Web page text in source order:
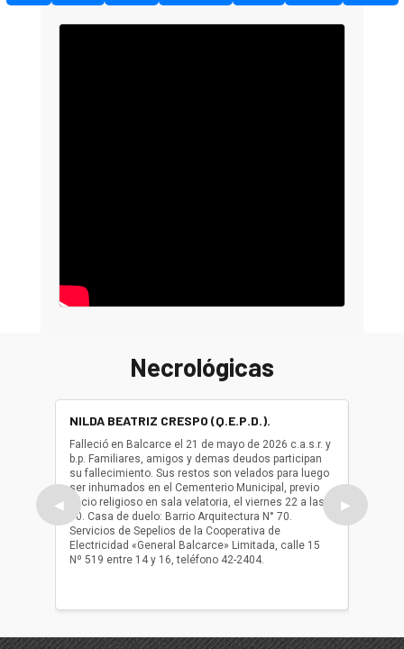
Necrológicas
◀
NILDA BEATRIZ CRESPO (Q.E.P.D.).
Falleció en Balcarce el 21 de mayo de 2026 c.a.s.r. y
b.p. Familiares, amigos y demas deudos participan
su fallecimiento. Sus restos son velados para luego
ser inhumados en el Cementerio Municipal, previo
oficio religioso en sala velatoria, el viernes 22 a las
10. Casa de duelo: Barrio Arquitectura N° 70.
Servicios de Sepelios de la Cooperativa de
Electricidad «General Balcarce» Limitada, calle 15
Nº 519 entre 14 y 16, teléfono 42-2404.
ser
oficio
▶